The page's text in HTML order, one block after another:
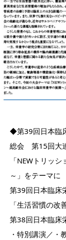
◆第39回日本臨
総会 第15回大
「NEWトリッ
～」をテーマに
第39回日本臨床
「生活習慣の改
第38回日本臨
・特別講演／・